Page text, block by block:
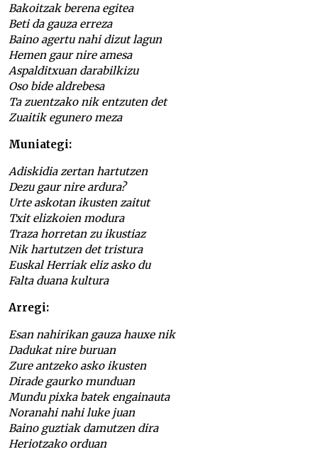
Bakoitzak berena egitea
Beti da gauza erreza
Baino agertu nahi dizut lagun
Hemen gaur nire amesa
Aspalditxuan darabilkizu
Oso bide aldrebesa
Ta zuentzako nik entzuten det
Zuaitik egunero meza
Muniategi:
Adiskidia zertan hartutzen
Dezu gaur nire ardura?
Urte askotan ikusten zaitut
Txit elizkoien modura
Traza horretan zu ikustiaz
Nik hartutzen det tristura
Euskal Herriak eliz asko du
Falta duana kultura
Arregi:
Esan nahirikan gauza hauxe nik
Dadukat nire buruan
Zure antzeko asko ikusten
Dirade gaurko munduan
Mundu pixka batek engainauta
Noranahi nahi luke juan
Baino guztiak damutzen dira
Heriotzako orduan